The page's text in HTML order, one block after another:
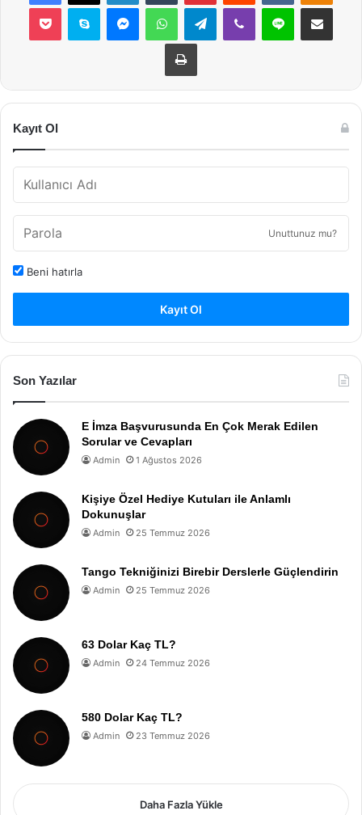
Pocket Skype MessengerWhatsAppTelegramViber Line E-Posta ile
Yazdır
Kayıt Ol
Unuttunuz mu?
Beni hatırla
Kayıt Ol
Son Yazılar
E İmza Başvurusunda En Çok Merak Edilen
Sorular ve Cevapları
Admin 1 Ağustos 2026
Kişiye Özel Hediye Kutuları ile Anlamlı
Dokunuşlar
Admin 25 Temmuz 2026
Tango Tekniğinizi Birebir Derslerle Güçlendirin
Admin 25 Temmuz 2026
63 Dolar Kaç TL?
Admin 24 Temmuz 2026
580 Dolar Kaç TL?
Admin 23 Temmuz 2026
Daha Fazla Yükle